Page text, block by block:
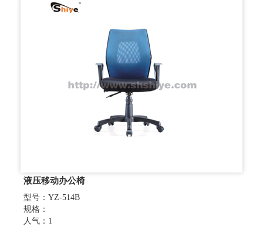
液压移动办公椅
型号：YZ-514B
规格：
人气：1